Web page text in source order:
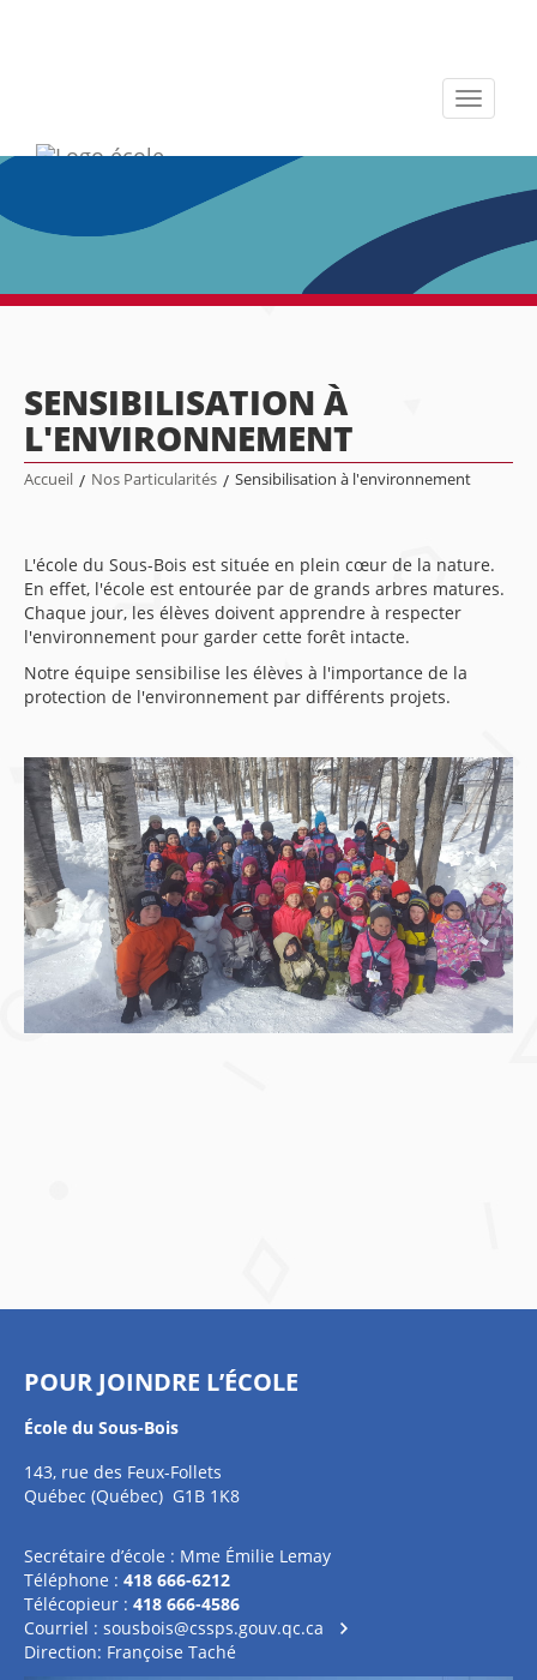
Toggle
SENSIBILISATION À
L'ENVIRONNEMENT
Accueil / Nos Particularités / Sensibilisation à l'environnement
L'école du Sous-Bois est située en plein cœur de la nature.
En effet, l'école est entourée par de grands arbres matures.
Chaque jour, les élèves doivent apprendre à respecter
l'environnement pour garder cette forêt intacte.
Notre équipe sensibilise les élèves à l'importance de la
protection de l'environnement par différents projets.
POUR JOINDRE L’ÉCOLE
École du Sous-Bois
143, rue des Feux-Follets
Québec (Québec) G1B 1K8
Secrétaire d’école : Mme Émilie Lemay
Téléphone : 418 666-6212
Télécopieur : 418 666-4586
Courriel : sousbois@cssps.gouv.qc.ca
Direction: Françoise Taché